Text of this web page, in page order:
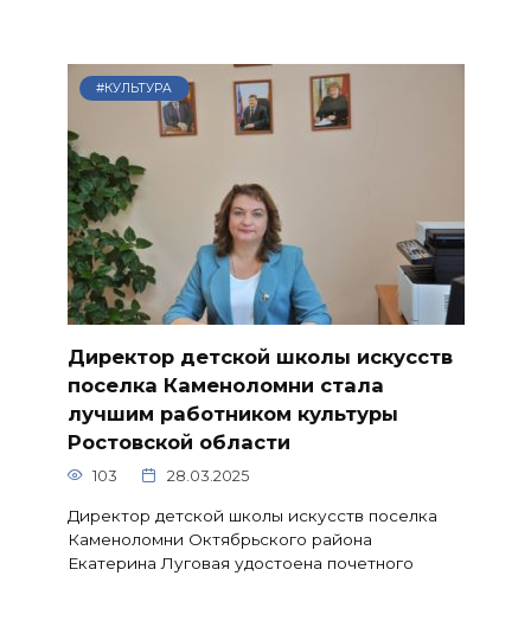
#КУЛЬТУРА
Директор детской школы искусств
поселка Каменоломни стала
лучшим работником культуры
Ростовской области
103 28.03.2025
Директор детской школы искусств поселка
Каменоломни Октябрьского района
Екатерина Луговая удостоена почетного